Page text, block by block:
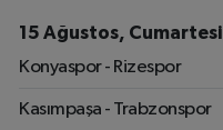
15 Ağustos, Cumartesi
Konyaspor - Rizespor
Kasımpaşa - Trabzonspor